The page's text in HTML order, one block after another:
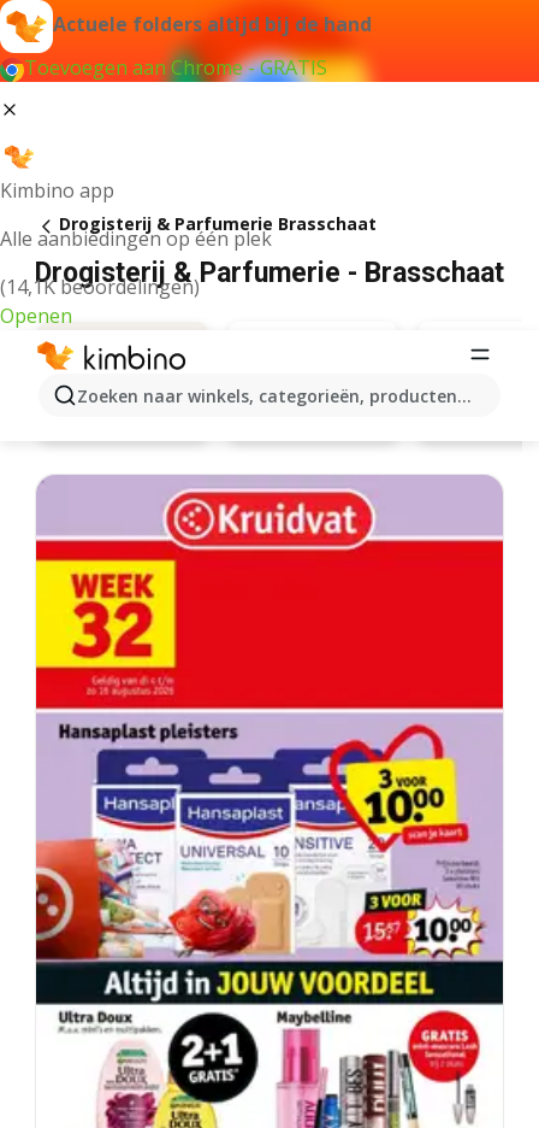
Actuele folders altijd bij de hand
Toevoegen aan Chrome - GRATIS
Kimbino app
Alle aanbiedingen op één plek
(14,1K beoordelingen)
Openen
Zoeken naar winkels, categorieën, producten...
Drogisterij & Parfumerie Brasschaat
Drogisterij & Parfumerie - Brasschaat
Kruidvat